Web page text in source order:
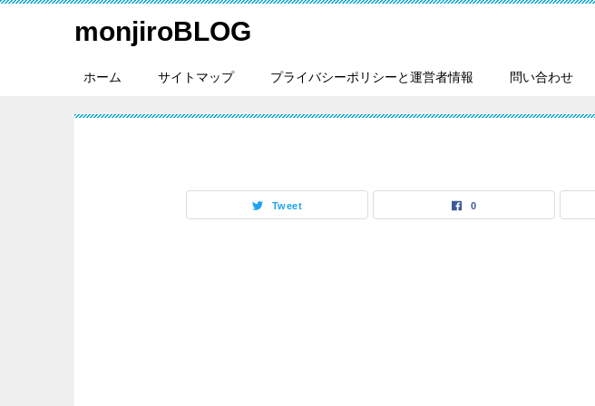
monjiroBLOG
ホーム サイトマップ プライバシーポリシーと運営者情報 問い合わせ
Tweet 0